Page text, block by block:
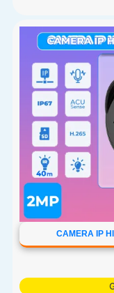
CAMERA IP